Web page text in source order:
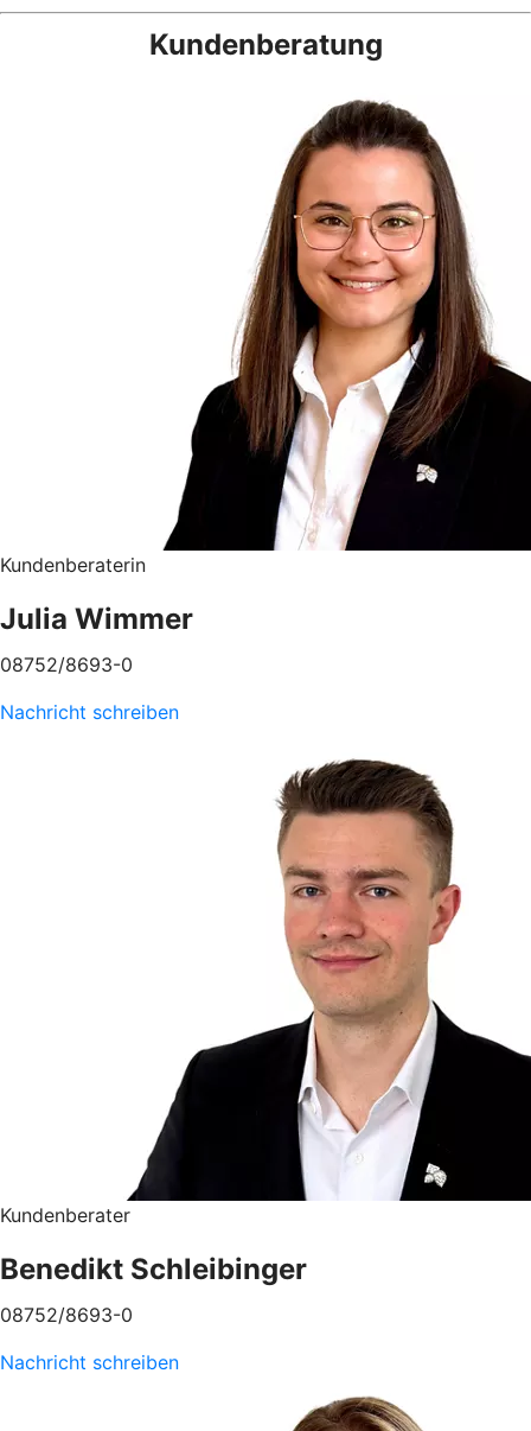
Kundenberatung
Kundenberaterin
Julia Wimmer
08752/8693-0
Nachricht schreiben
Kundenberater
Benedikt Schleibinger
08752/8693-0
Nachricht schreiben